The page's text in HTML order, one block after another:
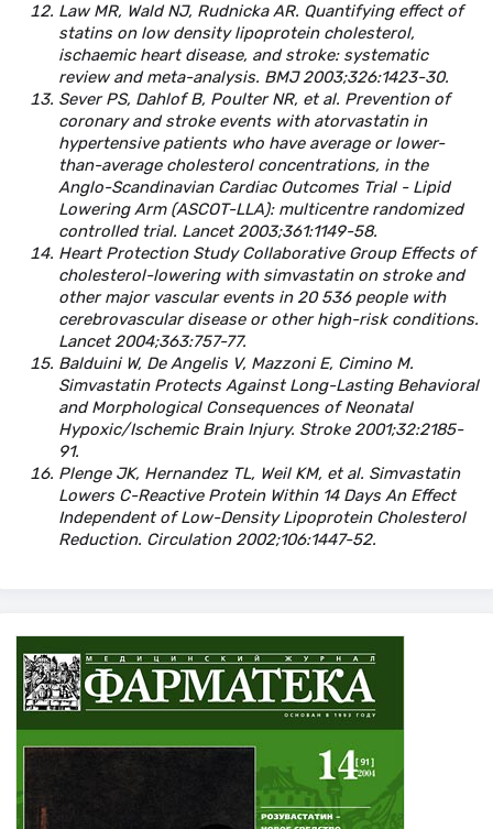
Law MR, Wald NJ, Rudnicka AR. Quantifying effect of
statins on low density lipoprotein cholesterol,
ischaemic heart disease, and stroke: systematic
review and meta-analysis. BMJ 2003;326:1423-30.
Sever PS, Dahlof B, Poulter NR, et al. Prevention of
coronary and stroke events with atorvastatin in
hypertensive patients who have average or lower-
than-average cholesterol concentrations, in the
Anglo-Scandinavian Cardiac Outcomes Trial - Lipid
Lowering Arm (ASCOT-LLA): multicentre randomized
controlled trial. Lancet 2003;361:1149-58.
Heart Protection Study Collaborative Group Effects of
cholesterol-lowering with simvastatin on stroke and
other major vascular events in 20 536 people with
cerebrovascular disease or other high-risk conditions.
Lancet 2004;363:757-77.
Balduini W, De Angelis V, Mazzoni E, Cimino M.
Simvastatin Protects Against Long-Lasting Behavioral
and Morphological Consequences of Neonatal
Hypoxic/Ischemic Brain Injury. Stroke 2001;32:2185-
91.
Plenge JK, Hernandez TL, Weil KM, et al. Simvastatin
Lowers C-Reactive Protein Within 14 Days An Effect
Independent of Low-Density Lipoprotein Cholesterol
Reduction. Circulation 2002;106:1447-52.